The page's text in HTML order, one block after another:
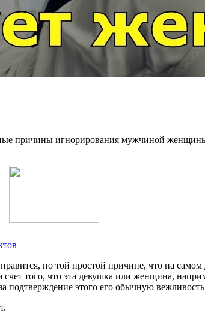
причины игнорирования мужчиной
по той простой причине, что на самом
счет того, что эта девушка или женщина,
подтверждение этого его обычную